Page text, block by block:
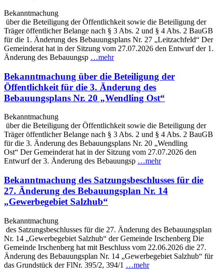
Bekanntmachung
über die Beteiligung der Öffentlichkeit sowie die Beteiligung der
Träger öffentlicher Belange nach § 3 Abs. 2 und § 4 Abs. 2 BauGB
für die 1. Änderung des Bebauungsplans Nr. 27 „Leitzachfeld“ Der
Gemeinderat hat in der Sitzung vom 27.07.2026 den Entwurf der 1.
Änderung des Bebauungsp …mehr
Bekanntmachung über die Beteiligung der
Öffentlichkeit für die 3. Änderung des
Bebauungsplans Nr. 20 „Wendling Ost“
Bekanntmachung
über die Beteiligung der Öffentlichkeit sowie die Beteiligung der
Träger öffentlicher Belange nach § 3 Abs. 2 und § 4 Abs. 2 BauGB
für die 3. Änderung des Bebauungsplans Nr. 20 „Wendling
Ost“ Der Gemeinderat hat in der Sitzung vom 27.07.2026 den
Entwurf der 3. Änderung des Bebauungsp …mehr
Bekanntmachung des Satzungsbeschlusses für die
27. Änderung des Bebauungsplan Nr. 14
„Gewerbegebiet Salzhub“
Bekanntmachung
des Satzungsbeschlusses für die 27. Änderung des Bebauungsplan
Nr. 14 „Gewerbegebiet Salzhub“ der Gemeinde Irschenberg Die
Gemeinde Irschenberg hat mit Beschluss vom 22.06.2026 die 27.
Änderung des Bebauungsplan Nr. 14 „Gewerbegebiet Salzhub“ für
das Grundstück der FlNr. 395/2, 394/1 …mehr